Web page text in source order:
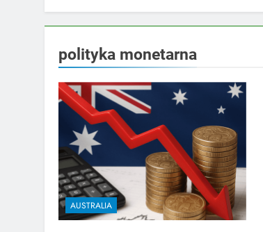
polityka monetarna
AUSTRALIA